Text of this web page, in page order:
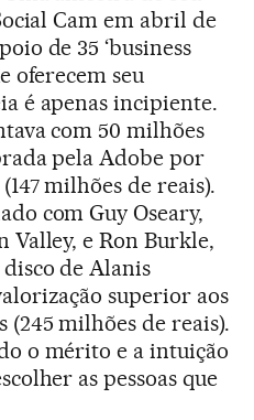
Cam em abril de
de 35 ‘business
oferecem seu
é apenas incipiente.
com 50 milhões
pela Adobe por
milhões de reais).
com Guy Oseary,
Valley, e Ron Burkle,
de Alanis
superior aos
(245 milhões de reais).
o mérito e a intuição
as pessoas que